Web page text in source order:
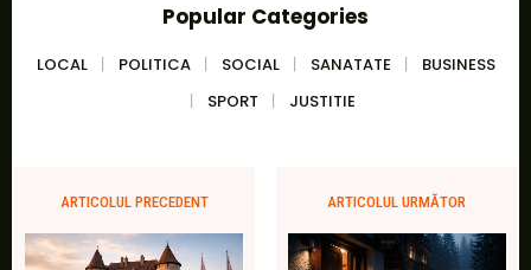
Popular Categories
LOCAL POLITICA SOCIAL SANATATE
BUSINESS
SPORT
JUSTITIE
ARTICOLUL PRECEDENT ARTICOLUL URMĂTOR